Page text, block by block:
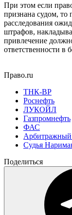
При этом если
признана судом, то
расследования
штрафов,
привлечение
ответственности в
Право.ru
ТНК-BP
Роснефть
ЛУКОЙЛ
Газпромнефть
ФАС
Арбитражный
Судья
Поделиться